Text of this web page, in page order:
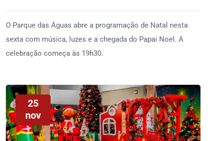
O Parque das Águas abre a programação de Natal nesta
sexta com música, luzes e a chegada do Papai Noel. A
celebração começa às 19h30.
25
nov